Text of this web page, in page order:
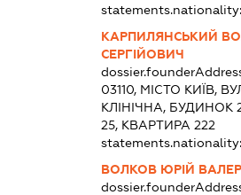
КАРПИЛЯНСЬКИЙ
СЕРГІЙОВИЧ
03110, МІСТО КИЇВ,
КЛІНІЧНА, БУДИНОК
25, КВАРТИРА 222
ВОЛКОВ ЮРІЙ